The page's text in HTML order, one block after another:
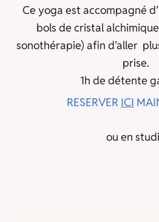
Ce yoga est accompagné
bols de cristal
sonothérapie) afin d’aller
prise.
1h de détente
RESERVER ICI
ou en